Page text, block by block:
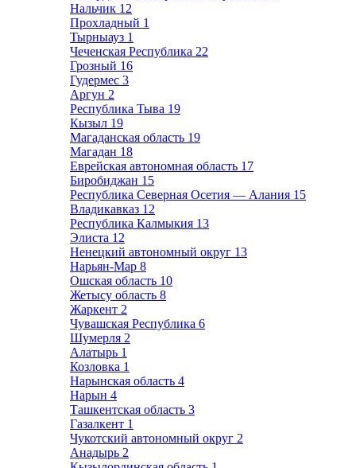
Нальчик 12
Прохладный 1
Тырныауз 1
Чеченская Республика 22
Грозный 16
Гудермес 3
Аргун 2
Республика Тыва 19
Кызыл 19
Магаданская область 19
Магадан 18
Еврейская автономная область 17
Биробиджан 15
Республика Северная Осетия — Алания 15
Владикавказ 12
Республика Калмыкия 13
Элиста 12
Ненецкий автономный округ 13
Нарьян-Мар 8
Ошская область 10
Жетысу область 8
Жаркент 2
Чувашская Республика 6
Шумерля 2
Алатырь 1
Козловка 1
Нарынская область 4
Нарын 4
Ташкентская область 3
Газалкент 1
Чукотский автономный округ 2
Анадырь 2